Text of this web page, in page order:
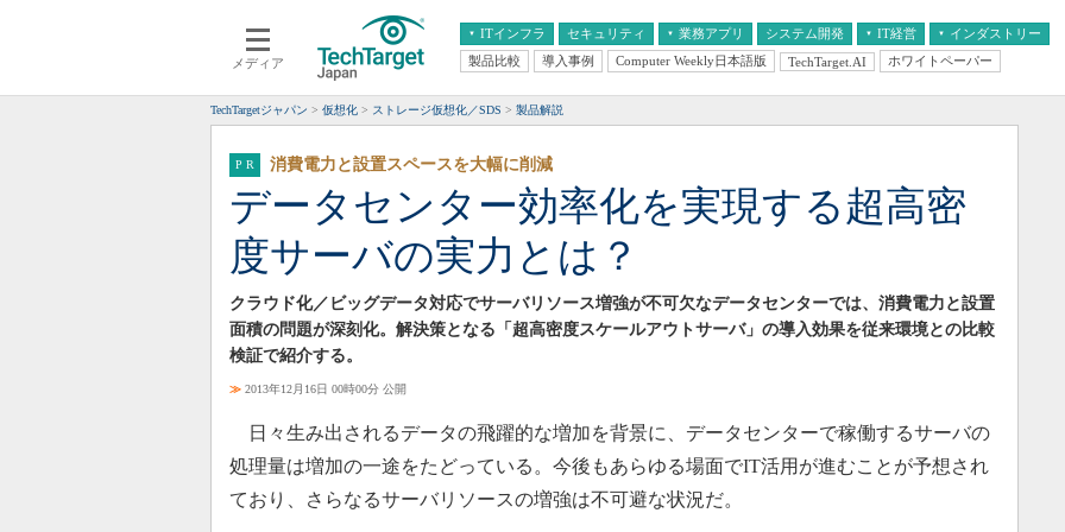
メディア
ITインフラ
クラウド
スマートモバイル
ネットワーク
システム運用管理
セキュリティ 業務アプリ
エンタープライズAI
ERP
CX
情報系システム
システム開発 IT経営
経営とIT
インダストリー
医療IT
製品比較 導入事例 Computer Weekly日本語版 TechTarget.AI ホワイトペーパー
TechTargetジャパン 仮想化 ストレージ仮想化／SDS 製品解説
データセンター効率化を実現する超高密
度サーバの実力とは？
消費電力と設置スペースを大幅に削減
クラウド化／ビッグデータ対応でサーバリソース増強が不可欠なデータセンターでは、消費電力と設置
面積の問題が深刻化。解決策となる「超高密度スケールアウトサーバ」の導入効果を従来環境との比較
検証で紹介する。
≫ 2013年12月16日 00時00分 公開
日々生み出されるデータの飛躍的な増加を背景に、データセンターで稼働するサーバの
処理量は増加の一途をたどっている。今後もあらゆる場面でIT活用が進むことが予想され
ており、さらなるサーバリソースの増強は不可避な状況だ。